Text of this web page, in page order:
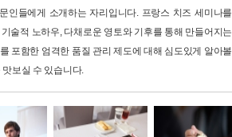
인들에게 소개하는 자리입니다. 프랑스 치즈 세미나를
술적 노하우, 다채로운 영토와 기후를 통해 만들어지는
포함한 엄격한 품질 관리 제도에 대해 심도있게 알아볼
보실 수 있습니다.